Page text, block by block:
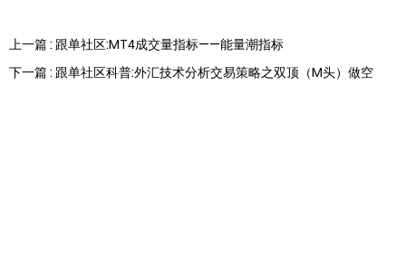
上一篇 : 跟单社区:MT4成交量指标——能量潮指标
下一篇 : 跟单社区科普:外汇技术分析交易策略之双顶（M头）做空